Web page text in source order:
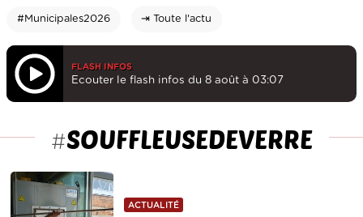
#Municipales2026 ⇥ Toute l'actu
FLASH INFOS
Ecouter le flash infos du 8 août à 03:07
#SOUFFLEUSEDEVERRE
ACTUALITÉ